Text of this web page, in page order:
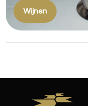
Wijnen